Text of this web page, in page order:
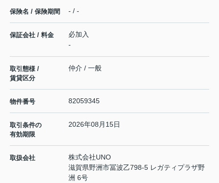
保険名 / 保険期間 - / -
保証会社 / 料金
必加入
-
取引態様 /
賃貸区分
仲介 / 一般
物件番号 82059345
取引条件の
有効期限
2026年08月15日
取扱会社
株式会社UNO
滋賀県野洲市冨波乙798-5 レガティプラザ野
洲 6号